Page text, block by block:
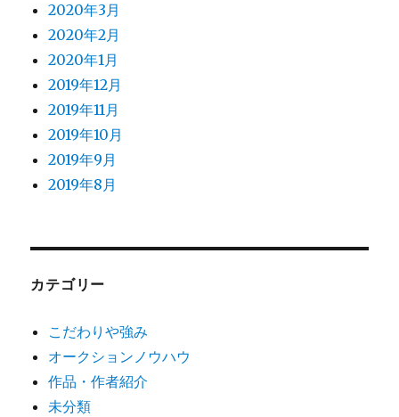
2020年3月
2020年2月
2020年1月
2019年12月
2019年11月
2019年10月
2019年9月
2019年8月
カテゴリー
こだわりや強み
オークションノウハウ
作品・作者紹介
未分類